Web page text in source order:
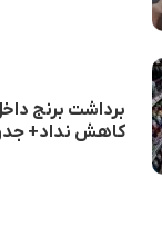
برداشت برنج
کاهش نداد+